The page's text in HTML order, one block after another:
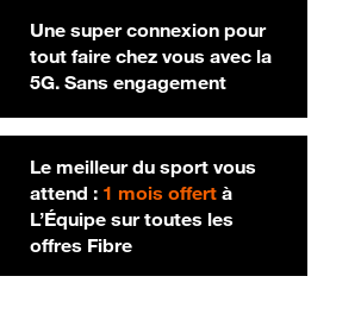
Une super connexion pour
tout faire chez vous avec la
5G. Sans engagement
Le meilleur du sport vous
attend : 1 mois offertà
L’Équipe sur toutes les
offres Fibre